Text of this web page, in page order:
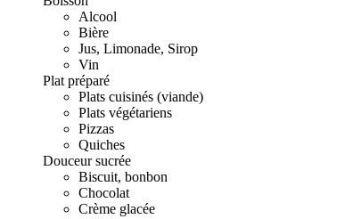
Alcool
Bière
Jus, Limonade, Sirop
Vin
Plat préparé
Plats cuisinés (viande)
Plats végétariens
Pizzas
Quiches
Douceur sucrée
Biscuit, bonbon
Chocolat
Crème glacée